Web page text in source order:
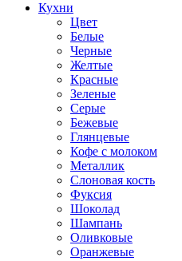
Кухни
Цвет
Белые
Черные
Желтые
Красные
Зеленые
Серые
Бежевые
Глянцевые
Кофе с молоком
Металлик
Слоновая кость
Фуксия
Шоколад
Шампань
Оливковые
Оранжевые